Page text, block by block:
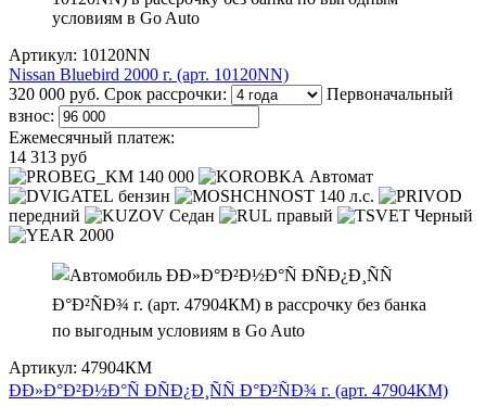
Артикул: 10120NN
Nissan Bluebird 2000 г. (арт. 10120NN)
320 000 руб. Срок рассрочки:
Первоначальный
взнос:
Ежемесячный платеж:
14 313 руб
140 000
Автомат
бензин
140 л.с.
передний
Седан правый
Черный
2000
Артикул: 47904КМ
ÐÐ»Ð°Ð²Ð½Ð°Ñ ÐÑÐ¿Ð¸ÑÑ Ð°Ð²ÑÐ¾ г. (арт. 47904КМ)